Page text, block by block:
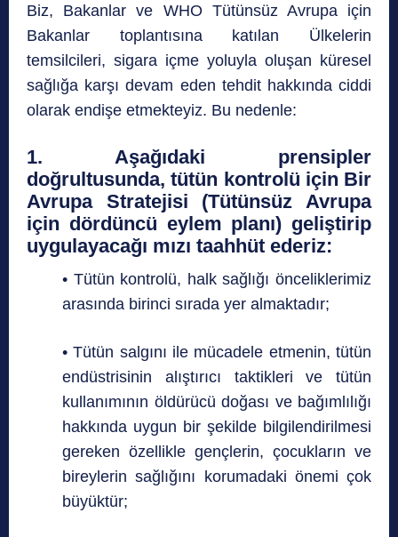
Biz, Bakanlar ve WHO Tütünsüz Avrupa için
Bakanlar toplantısına katılan Ülkelerin
temsilcileri, sigara içme yoluyla oluşan küresel
sağlığa karşı devam eden tehdit hakkında ciddi
olarak endişe etmekteyiz. Bu nedenle:
1. Aşağıdaki prensipler
doğrultusunda, tütün kontrolü için Bir
Avrupa Stratejisi (Tütünsüz Avrupa
için dördüncü eylem planı) geliştirip
uygulayacağı mızı taahhüt ederiz:
• Tütün kontrolü, halk sağlığı önceliklerimiz
arasında birinci sırada yer almaktadır;
• Tütün salgını ile mücadele etmenin, tütün
endüstrisinin alıştırıcı taktikleri ve tütün
kullanımının öldürücü doğası ve bağımlılığı
hakkında uygun bir şekilde bilgilendirilmesi
gereken özellikle gençlerin, çocukların ve
bireylerin sağlığını korumadaki önemi çok
büyüktür;